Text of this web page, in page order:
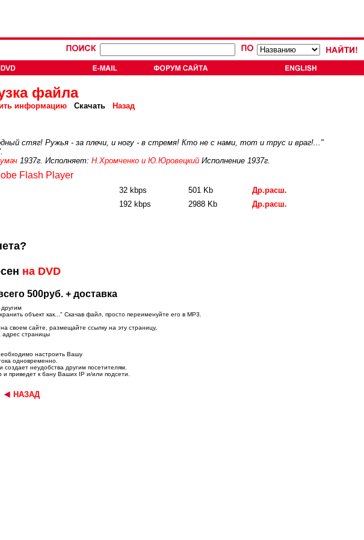
файла
информацию Скачать Назад
стяг! Ружья - за плечи, и ногу - в стремя! Кто не с нами, тот и трус и враг!..."
1937г. Исполняет: Н.Хромченко и Ю.Юровецкий Исполнение 1937г.
Flash Player
32 kbps 501 Kb
Др.расш.
192 kbps 2988 Kb
Др.расш.
на DVD
500руб. + доставка
объект как..." Скачав файл, просто переименуйте его в MP3.
своем сайте, размещайте ссылку на эту страницу,
страницы
настроить Вашу
одновременно.
неудобства другим посетителям.
и приведет к бану Ваших IP и/или подсети.
НАЗАД